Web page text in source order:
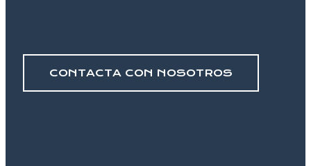
CONTACTA CON NOSOTROS